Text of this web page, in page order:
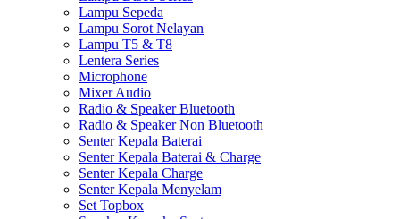
Lampu Sepeda
Lampu Sorot Nelayan
Lampu T5 & T8
Lentera Series
Microphone
Mixer Audio
Radio & Speaker Bluetooth
Radio & Speaker Non Bluetooth
Senter Kepala Baterai
Senter Kepala Baterai & Charge
Senter Kepala Charge
Senter Kepala Menyelam
Set Topbox